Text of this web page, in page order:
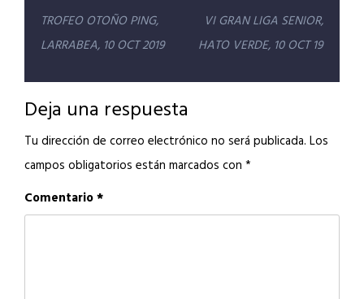
Navegación
de
entradas
TROFEO OTOÑO PING,
LARRABEA, 10 OCT 2019
VI GRAN LIGA SENIOR,
HATO VERDE, 10 OCT 19
Deja una respuesta
Tu dirección de correo electrónico no será publicada. Los
campos obligatorios están marcados con *
Comentario*